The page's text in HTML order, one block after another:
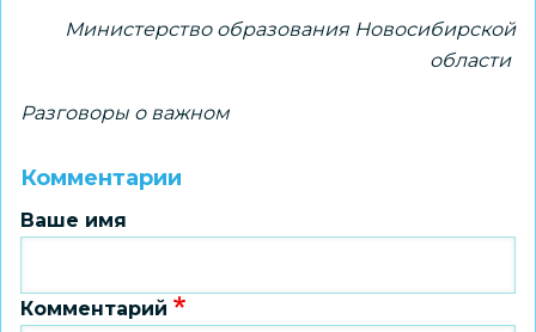
Министерство образования Новосибирской
области
Разговоры о важном
Комментарии
Ваше имя
Комментарий